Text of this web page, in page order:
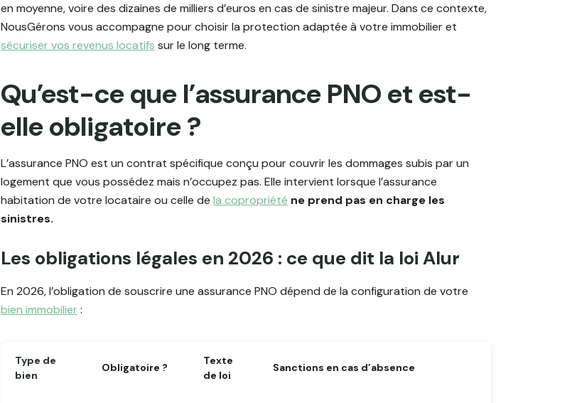
en moyenne, voire des dizaines de milliers d’euros en cas de sinistre majeur. Dans ce contexte,
NousGérons vous accompagne pour choisir la protection adaptée à votre immobilier et
sécuriser vos revenus locatifs sur le long terme.
Qu’est-ce que l’assurance PNO et est-
elle obligatoire ?
L’assurance PNO est un contrat spécifique conçu pour couvrir les dommages subis par un
logement que vous possédez mais n’occupez pas. Elle intervient lorsque l’assurance
habitation de votre locataire ou celle de la copropriété ne prend pas en charge les
sinistres.
Les obligations légales en 2026 : ce que dit la loi Alur
En 2026, l’obligation de souscrire une assurance PNO dépend de la configuration de votre
bien immobilier :
Type de
bien
Obligatoire ?
Texte
de loi
Sanctions en cas d’absence